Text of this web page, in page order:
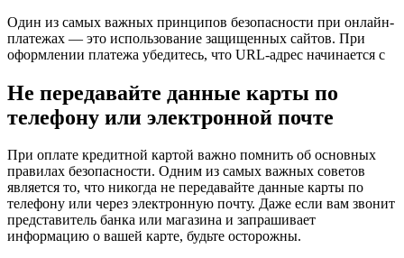
Один из самых важных принципов безопасности при онлайн-
платежах — это использование защищенных сайтов. При
оформлении платежа убедитесь, что URL-адрес начинается с
Не передавайте данные карты по
телефону или электронной почте
При оплате кредитной картой важно помнить об основных
правилах безопасности. Одним из самых важных советов
является то, что никогда не передавайте данные карты по
телефону или через электронную почту. Даже если вам звонит
представитель банка или магазина и запрашивает
информацию о вашей карте, будьте осторожны.